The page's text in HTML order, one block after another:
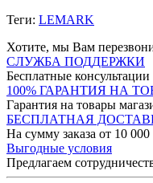
Теги: LEMARK
Хотите, мы Вам
СЛУЖБА ПОДДЕРЖКИ
Бесплатные
100% ГАРАНТИЯ НА
Гарантия на товары
БЕСПЛАТНАЯ
На сумму заказа от 10 000
Выгодные условия
Предлагаем